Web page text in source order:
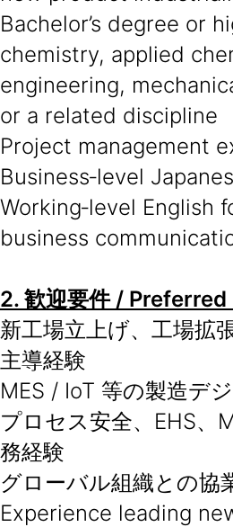
Bachelor’s degree or
chemistry, applied
engineering,
or a related discipline
Project management
Business‑level
Working‑level English
business
2. 歓迎要件/ Preferred
新工場立上げ、工場拡
主導経験
MES / IoT 等の製造デ
プロセス安全、EHS、
務経験
グローバル組織との協
Experience leading